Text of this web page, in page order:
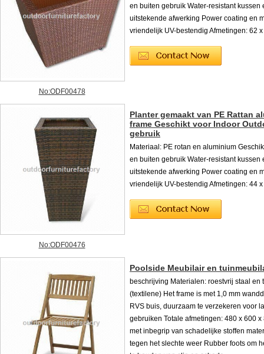
No:ODF00478
en buiten gebruik Water-resistant kussen
uitstekende afwerking Power coating en
vriendelijk UV-bestendig Afmetingen: 62
No:ODF00476
Planter gemaakt van PE Rattan
frame Geschikt voor Indoor
gebruik
Materiaal: PE rotan en aluminium
en buiten gebruik Water-resistant kussen
uitstekende afwerking Power coating en
vriendelijk UV-bestendig Afmetingen: 44
Poolside Meubilair en
beschrijving Materialen: roestvrij staal en
(textilene) Het frame is met 1,0 mm
RVS buis, duurzaam te verzekeren voor
gebruiken Totale afmetingen: 480 x 600 x
met inbegrip van schadelijke stoffen
tegen het slechte weer Rubber foots om